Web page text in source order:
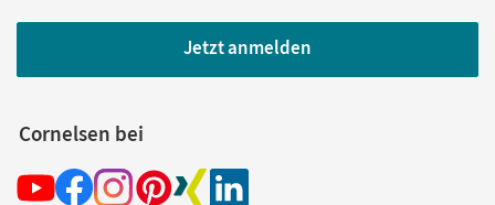
Jetzt anmelden
Cornelsen bei